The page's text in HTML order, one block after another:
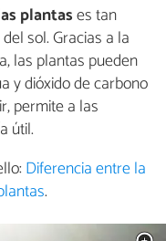
plantases tan
sol. Gracias a la
las plantas pueden
y dióxido de carbono
permite a las
útil.
Diferencia entre la
.